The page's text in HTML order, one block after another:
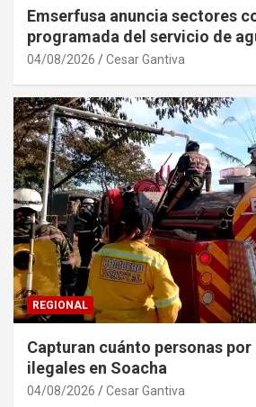
Emserfusa anuncia sectores
programada del servicio de
04/08/2026 Cesar Gantiva
REGIONAL
Capturan cuánto personas por
ilegales en Soacha
04/08/2026 Cesar Gantiva